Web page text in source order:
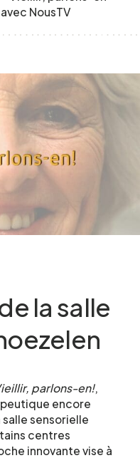
NousTV
la salle
parlons-en!,
encore
sensorielle
centres
innovante vise à